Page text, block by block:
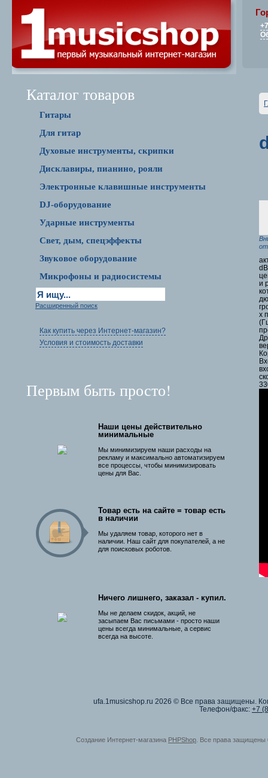
Каталог товаров
Гитары
Для гитар
Духовые инструменты, скрипки
Дисклавиры, пианино, рояли
Электронные клавишные инструменты
DJ-оборудование
Ударные инструменты
Свет, дым, спецэффекты
Звуковое оборудование
Микрофоны и радиосистемы
Расширенный поиск
Как купить через Интернет-магазин?
Условия и стоимость доставки
Первым быть просто!
Наши цены действительно
минимальные
Мы минимизируем наши расходы на
рекламу и максимально автоматизируем
все процессы, чтобы минимизировать
цены для Вас.
Товар есть на сайте = товар есть
в наличии
Мы удаляем товар, которого нет в
наличии. Наш сайт для покупателей, а не
для поисковых роботов.
Ничего лишнего, заказал - купил.
Мы не делаем скидок, акций, не
засыпаем Вас письмами - просто наши
цены всегда минимальные, а сервис
всегда на высоте.
и
х
ufa.1musicshop.ru 2026 © Все права защищены.
Телефон/факс: +7
Создание Интернет-магазина PHPShop . Все права защищены